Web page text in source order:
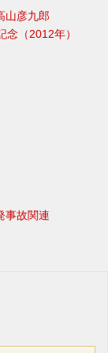
山彦九郎
（2012年）
事故関連